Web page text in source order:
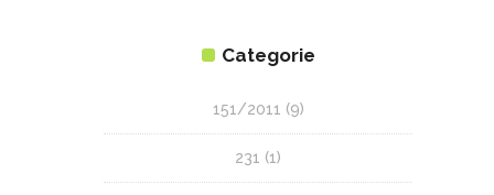
Categorie
151/2011 (9)
231 (1)